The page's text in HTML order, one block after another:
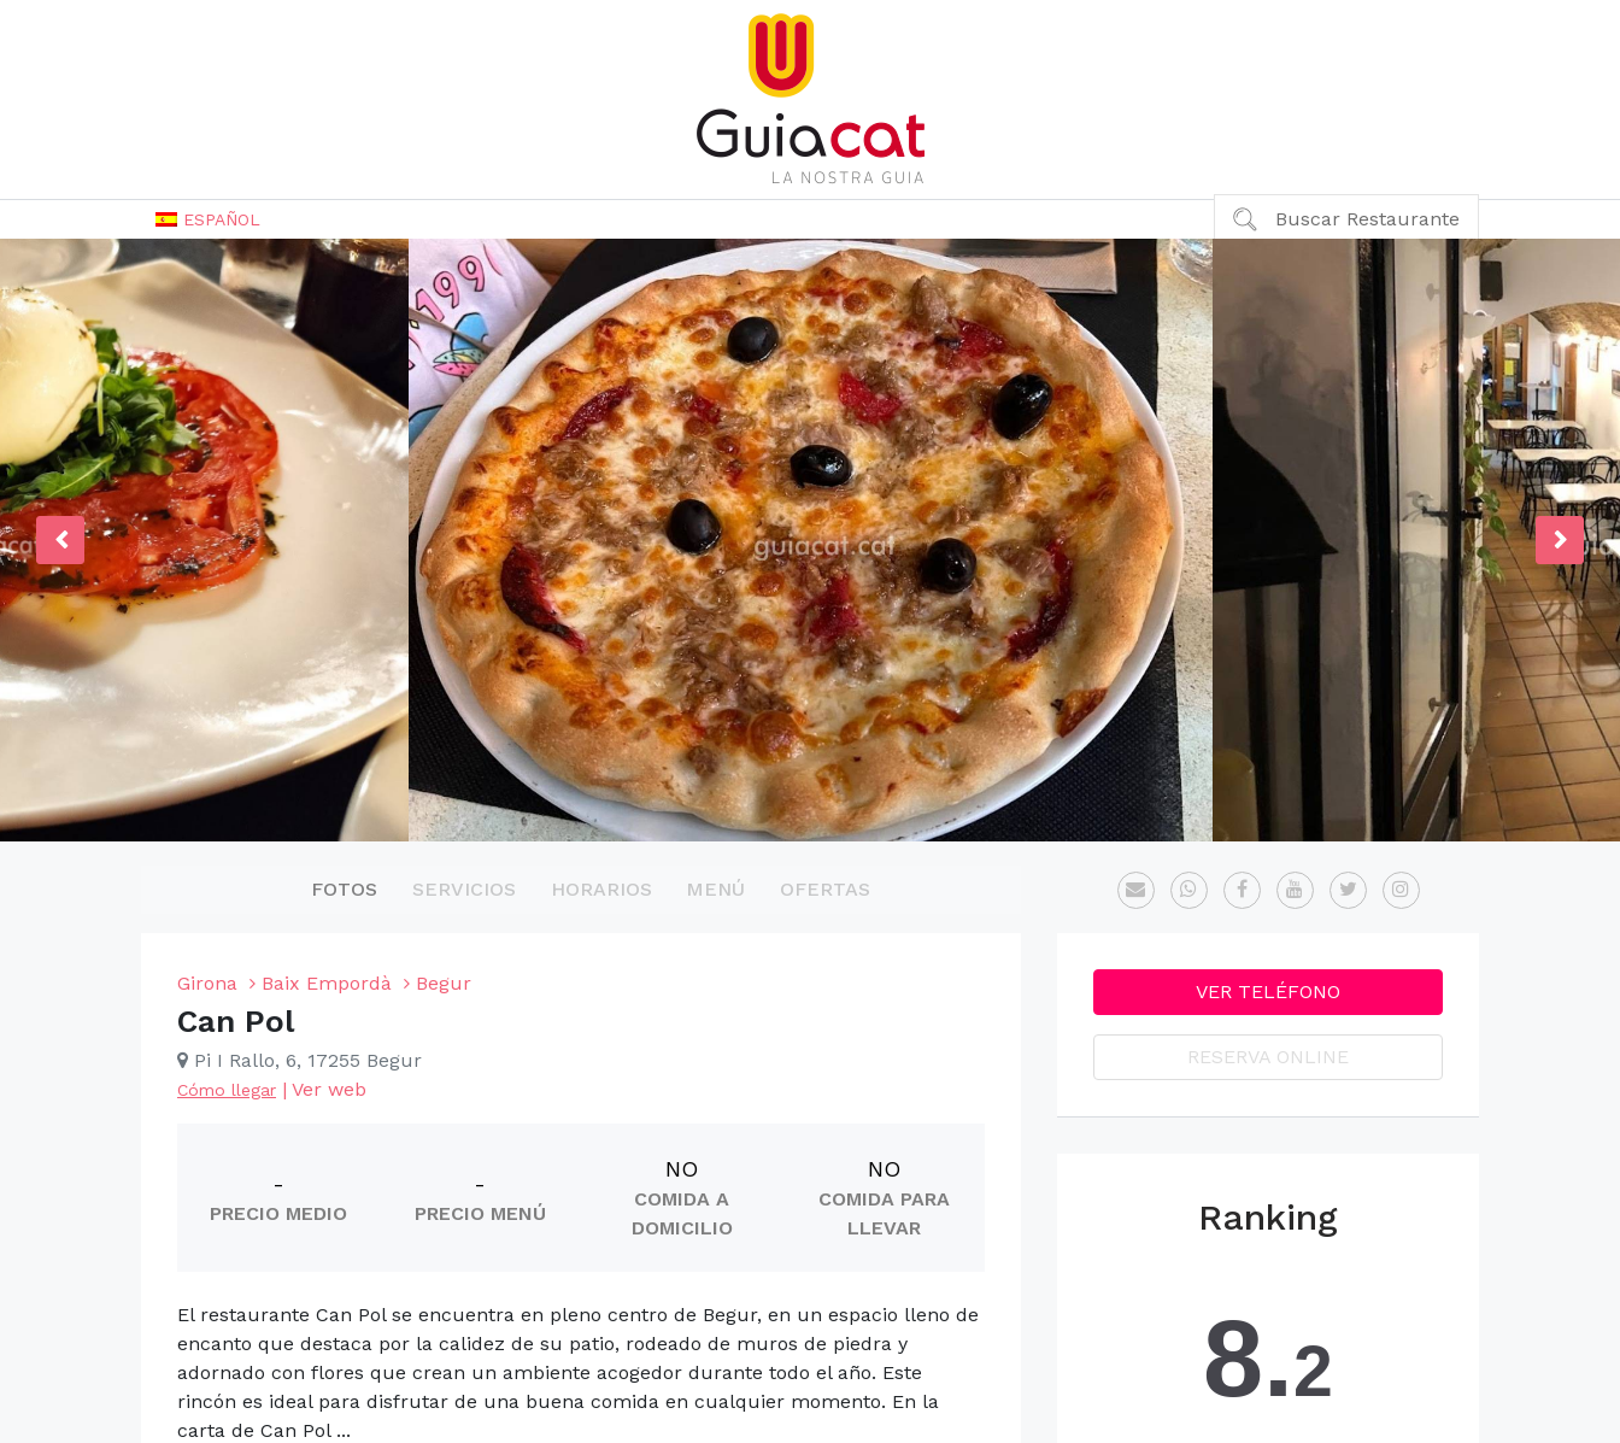
ESPAÑOL Buscar Restaurante
FOTOS SERVICIOS HORARIOS MENÚ OFERTAS
Girona Baix Empordà Begur
Can Pol
Pi I Rallo, 6, 17255 Begur
Cómo llegar | Ver web
-
PRECIO MEDIO
-
PRECIO MENÚ
NO
COMIDA A
DOMICILIO
NO
COMIDA PARA
LLEVAR
El restaurante Can Pol se encuentra en pleno centro de Begur, en un espacio lleno de
encanto que destaca por la calidez de su patio, rodeado de muros de piedra y
adornado con flores que crean un ambiente acogedor durante todo el año. Este
rincón es ideal para disfrutar de una buena comida en cualquier momento. En la
carta de Can Pol ...
VER TELÉFONO
RESERVA ONLINE
Ranking
8.2